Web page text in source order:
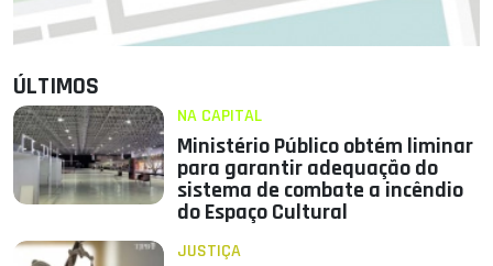
ÚLTIMOS
NA CAPITAL
Ministério Público obtém liminar
para garantir adequação do
sistema de combate a incêndio
do Espaço Cultural
JUSTIÇA